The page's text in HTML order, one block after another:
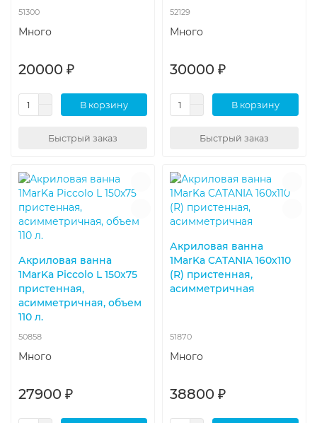
51300
Много
20000 ₽
В корзину
Быстрый заказ
52129
Много
30000 ₽
В корзину
Быстрый заказ
Акриловая ванна
1MarKa Piccolo L 150x75
пристенная,
асимметричная, объем
110 л.
50858
Много
27900 ₽
Акриловая ванна
1MarKa CATANIA 160х110
(R) пристенная,
асимметричная
51870
Много
38800 ₽